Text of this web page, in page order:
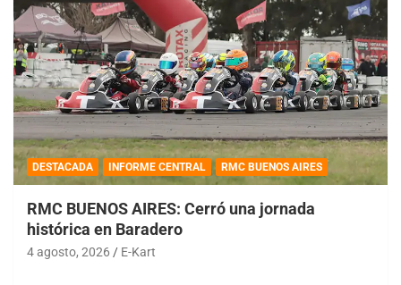
DESTACADA INFORME CENTRAL RMC BUENOS AIRES
RMC BUENOS AIRES: Cerró una jornada
histórica en Baradero
4 agosto, 2026 E-Kart